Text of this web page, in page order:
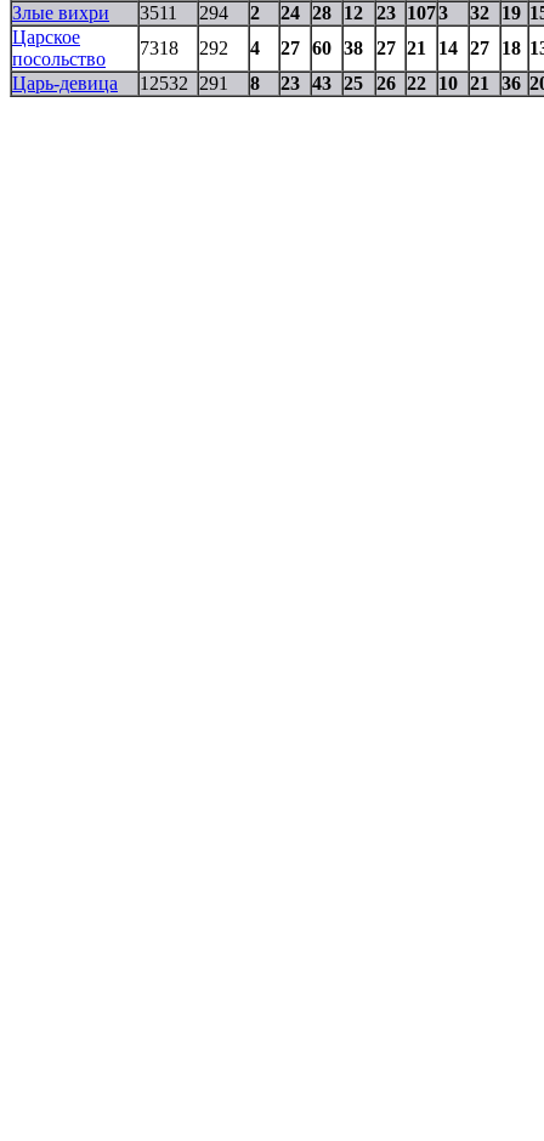
Злые вихри
3511 294 2 24 28 12 23 1073 32 19
Царское
посольство
7318 292 4 27 60 38 27 21 14 27 18
Царь-девица
12532 291 8 23 43 25 26 22 10 21 36